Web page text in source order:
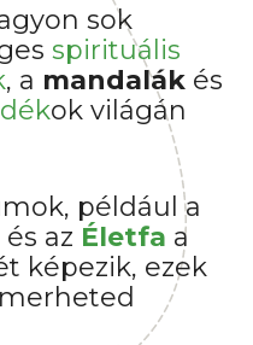
sok
spirituális
, a mandalák és
ok világán
például a
és az Életfa a
képezik, ezek